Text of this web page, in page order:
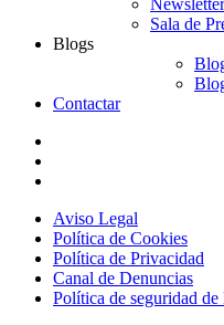
Newsletter
Sala de
Blogs
Contactar
Aviso Legal
Política de Cookies
Política de Privacidad
Canal de Denuncias
Política de seguridad